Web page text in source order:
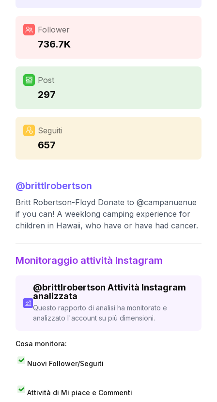
Follower
736.7K
Post
297
Seguiti
657
@brittlrobertson
Britt Robertson-Floyd Donate to @campanuenue
if you can! A weeklong camping experience for
children in Hawaii, who have or have had cancer.
Monitoraggio attività Instagram
@brittlrobertson Attività Instagram
analizzata
Questo rapporto di analisi ha monitorato e
analizzato l'account su più dimensioni.
Cosa monitora:
Nuovi Follower/Seguiti
Attività di Mi piace e Commenti